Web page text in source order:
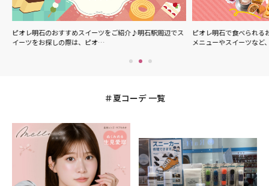
ピオレ明石のおすすめスイーツをご紹介♪明石駅周辺でス
イーツをお探しの際は、ピオ…
ピオレ明石で食べられる
メニューやスイーツなど
夏コーデ 一覧